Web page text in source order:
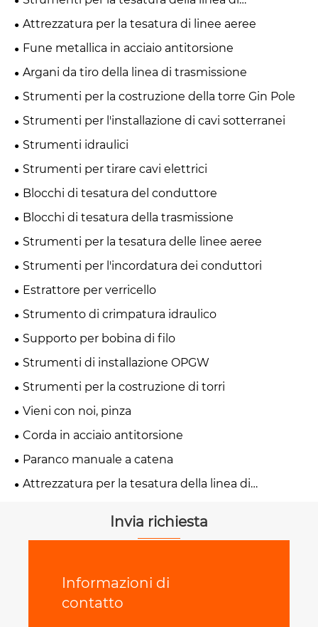
trasmissione
Attrezzatura per la tesatura di linee aeree
Fune metallica in acciaio antitorsione
Argani da tiro della linea di trasmissione
Strumenti per la costruzione della torre Gin Pole
Strumenti per l'installazione di cavi sotterranei
Strumenti idraulici
Strumenti per tirare cavi elettrici
Blocchi di tesatura del conduttore
Blocchi di tesatura della trasmissione
Strumenti per la tesatura delle linee aeree
Strumenti per l'incordatura dei conduttori
Estrattore per verricello
Strumento di crimpatura idraulico
Supporto per bobina di filo
Strumenti di installazione OPGW
Strumenti per la costruzione di torri
Vieni con noi, pinza
Corda in acciaio antitorsione
Paranco manuale a catena
Attrezzatura per la tesatura della linea di
Invia richiesta
Informazioni di
contatto